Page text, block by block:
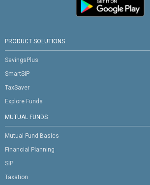
PRODUCT SOLUTIONS
SavingsPlus
SmartSIP
TaxSaver
Explore Funds
MUTUAL FUNDS
Mutual Fund Basics
Financial Planning
SIP
Taxation